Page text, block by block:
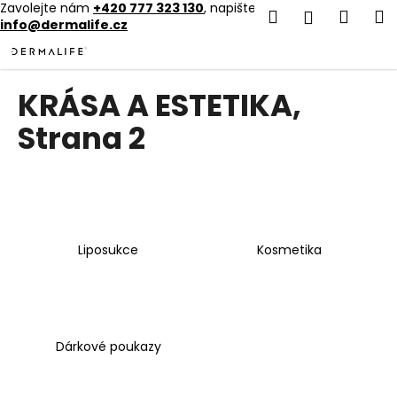
Zavolejte nám +420 777 323 130, napište nám
info@dermalife.cz
na
obsah
Hledat
KRÁSA A ESTETIKA,
Strana 2
Liposukce Kosmetika
Dárkové poukazy
K
o
í
Zpět
Zpět
C
o
p